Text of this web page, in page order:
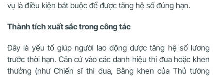
vụ là điều kiện bắt buộc để được tăng hệ số đúng hạn.
Thành tích xuất sắc trong công tác
Đây là yếu tố giúp người lao động được tăng hệ số lương
trước thời hạn. Căn cứ vào các danh hiệu thi đua hoặc khen
thưởng (như Chiến sĩ thi đua, Bằng khen của Thủ tướng